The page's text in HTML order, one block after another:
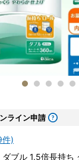
ライン申請
)
ダブル 1.5倍長持ち